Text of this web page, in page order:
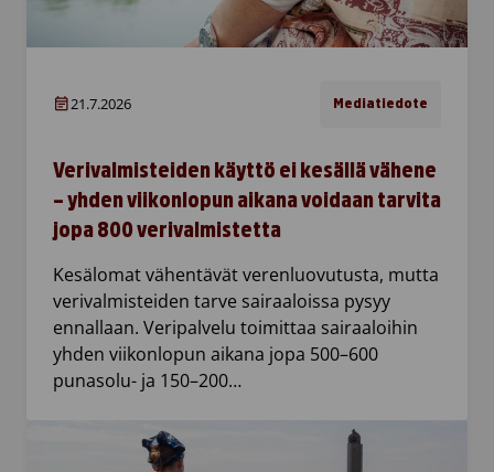
21.7.2026 Mediatiedote
Verivalmisteiden käyttö ei kesällä vähene
– yhden viikonlopun aikana voidaan tarvita
jopa 800 verivalmistetta
Kesälomat vähentävät verenluovutusta, mutta
verivalmisteiden tarve sairaaloissa pysyy
ennallaan. Veripalvelu toimittaa sairaaloihin
yhden viikonlopun aikana jopa 500–600
punasolu- ja 150–200…